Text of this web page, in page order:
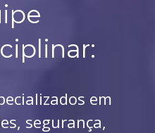
em
segurança,